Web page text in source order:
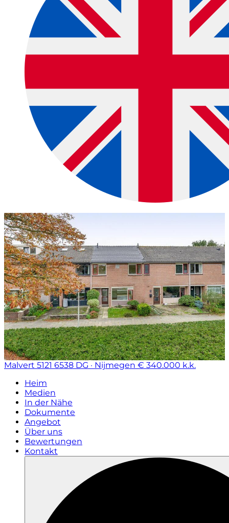
Malvert 5121 6538 DG · Nijmegen € 340.000 k.k.
Heim
Medien
In der Nähe
Dokumente
Angebot
Über uns
Bewertungen
Kontakt